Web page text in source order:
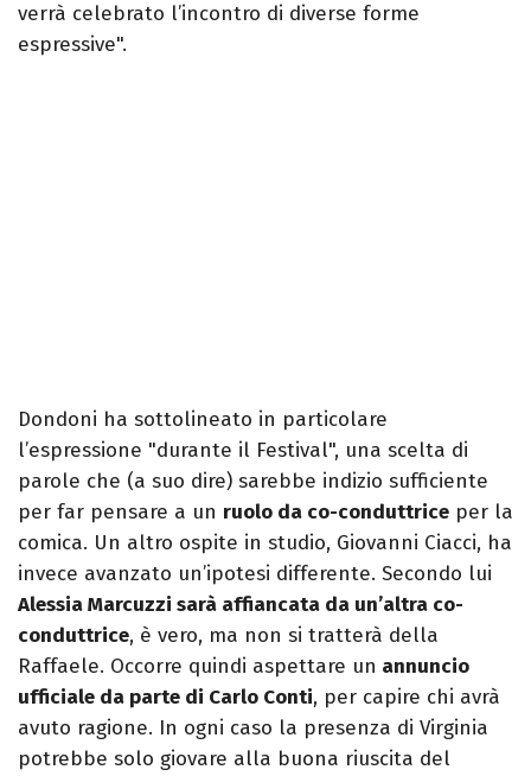
verrà celebrato l’incontro di diverse forme
espressive".
Dondoni ha sottolineato in particolare
l’espressione "durante il Festival", una scelta di
parole che (a suo dire) sarebbe indizio sufficiente
per far pensare a un ruolo da co-conduttrice per la
comica. Un altro ospite in studio, Giovanni Ciacci, ha
invece avanzato un’ipotesi differente. Secondo lui
Alessia Marcuzzi sarà affiancata da un’altra co-
conduttrice, è vero, ma non si tratterà della
Raffaele. Occorre quindi aspettare un annuncio
ufficiale da parte di Carlo Conti, per capire chi avrà
avuto ragione. In ogni caso la presenza di Virginia
potrebbe solo giovare alla buona riuscita del